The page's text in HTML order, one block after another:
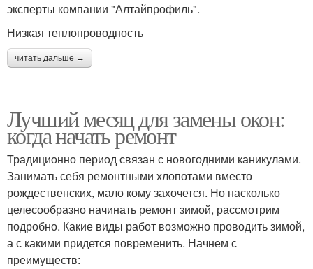
эксперты компании "Алтайпрофиль".
Низкая теплопроводность
читать дальше →
Лучший месяц для замены окон:
когда начать ремонт
Традиционно период связан с новогодними каникулами.
Занимать себя ремонтными хлопотами вместо
рождественских, мало кому захочется. Но насколько
целесообразно начинать ремонт зимой, рассмотрим
подробно. Какие виды работ возможно проводить зимой,
а с какими придется повременить. Начнем с
преимуществ: